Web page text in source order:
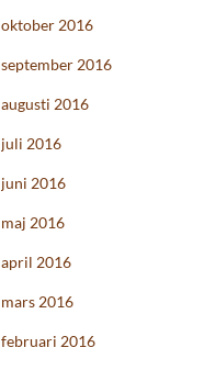
oktober 2016
september 2016
augusti 2016
juli 2016
juni 2016
maj 2016
april 2016
mars 2016
februari 2016